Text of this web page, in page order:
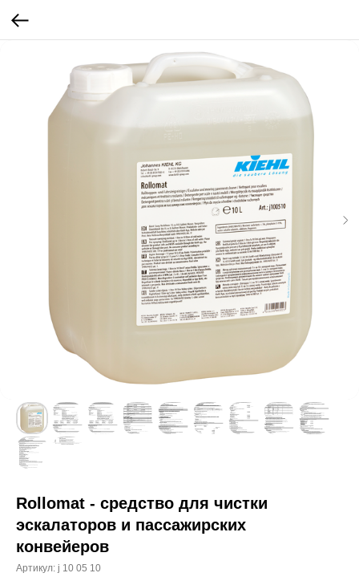
Rollomat - средство для чистки
эскалаторов и пассажирских
конвейеров
Артикул: j 10 05 10